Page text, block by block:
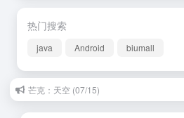
热门搜索
java Android biumall
芒克：天空 (07/15)